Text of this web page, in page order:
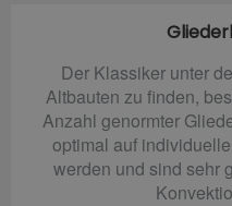
Der Klassiker unter
Altbauten zu finden,
Anzahl genormter
optimal auf
werden und sind sehr